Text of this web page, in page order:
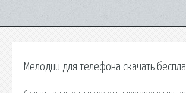
Мелодии для телефона скачать